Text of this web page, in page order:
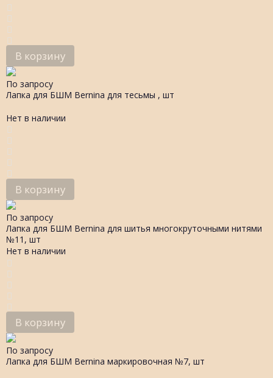
В корзину
По запросу
Лапка для БШМ Bernina для тесьмы , шт
Нет в наличии
В корзину
По запросу
Лапка для БШМ Bernina для шитья многокруточными нитями
№11, шт
Нет в наличии
В корзину
По запросу
Лапка для БШМ Bernina маркировочная №7, шт